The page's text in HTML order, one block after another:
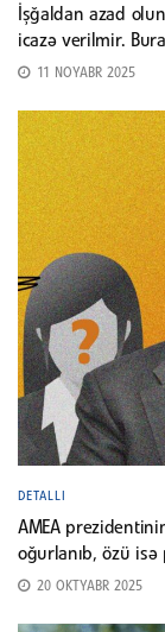
İşğaldan azad
icazə verilmir.
11 NOYABR 2025
DETALLI
AMEA
oğurlanıb, özü isə
20 OKTYABR 2025